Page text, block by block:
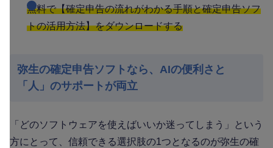
無料で【確定申告の流れがわかる手順と確定申告ソフ
トの活用方法】をダウンロードする
弥生の確定申告ソフトなら、AIの便利さと
「人」のサポートが両立
「どのソフトウェアを使えばいいか迷ってしまう」という
方にとって、信頼できる選択肢の1つとなるのが弥生の確